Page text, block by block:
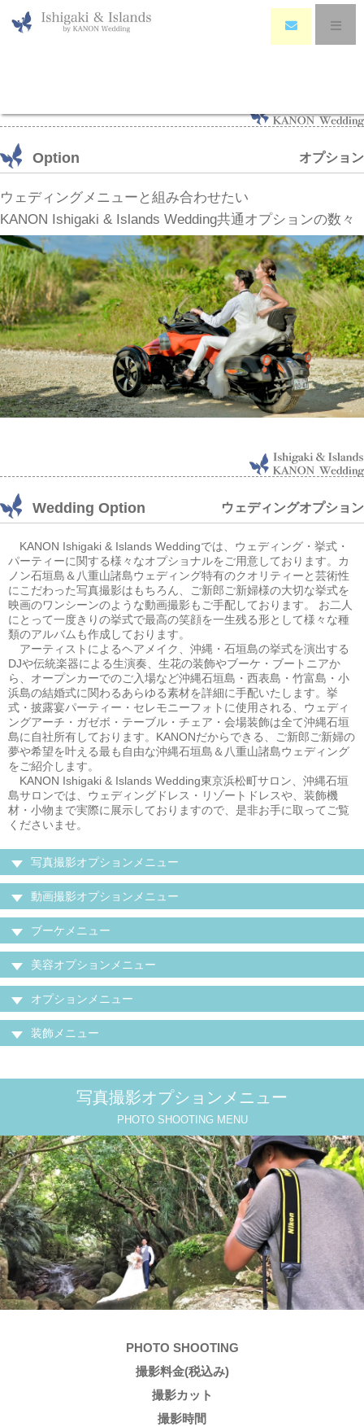
Option オプション
ウェディングメニューと組み合わせたい
KANON Ishigaki & Islands Wedding共通オプションの数々
Wedding Option ウェディングオプション
KANON Ishigaki & Islands Weddingでは、ウェディング・挙式・
パーティーに関する様々なオプショナルをご用意しております。カ
ノン石垣島＆八重山諸島ウェディング特有のクオリティーと芸術性
にこだわった写真撮影はもちろん、ご新郎ご新婦様の大切な挙式を
映画のワンシーンのような動画撮影もご手配しております。 お二人
にとって一度きりの挙式で最高の笑顔を一生残る形として様々な種
類のアルバムも作成しております。
アーティストによるヘアメイク、沖縄・石垣島の挙式を演出する
DJや伝統楽器による生演奏、生花の装飾やブーケ・ブートニアか
ら、オープンカーでのご入場など沖縄石垣島・西表島・竹富島・小
浜島の結婚式に関わるあらゆる素材を詳細に手配いたします。挙
式・披露宴パーティー・セレモニーフォトに使用される、ウェディ
ングアーチ・ガゼボ・テーブル・チェア・会場装飾は全て沖縄石垣
島に自社所有しております。KANONだからできる、ご新郎ご新婦の
夢や希望を叶える最も自由な沖縄石垣島＆八重山諸島ウェディング
をご紹介します。
KANON Ishigaki & Islands Wedding東京浜松町サロン、沖縄石垣
島サロンでは、ウェディングドレス・リゾートドレスや、装飾機
材・小物まで実際に展示しておりますので、是非お手に取ってご覧
くださいませ。
写真撮影オプションメニュー
動画撮影オプションメニュー
ブーケメニュー
美容オプションメニュー
オプションメニュー
装飾メニュー
写真撮影オプションメニュー
PHOTO SHOOTING MENU
PHOTO SHOOTING
撮影料金(税込み)
撮影カット
撮影時間